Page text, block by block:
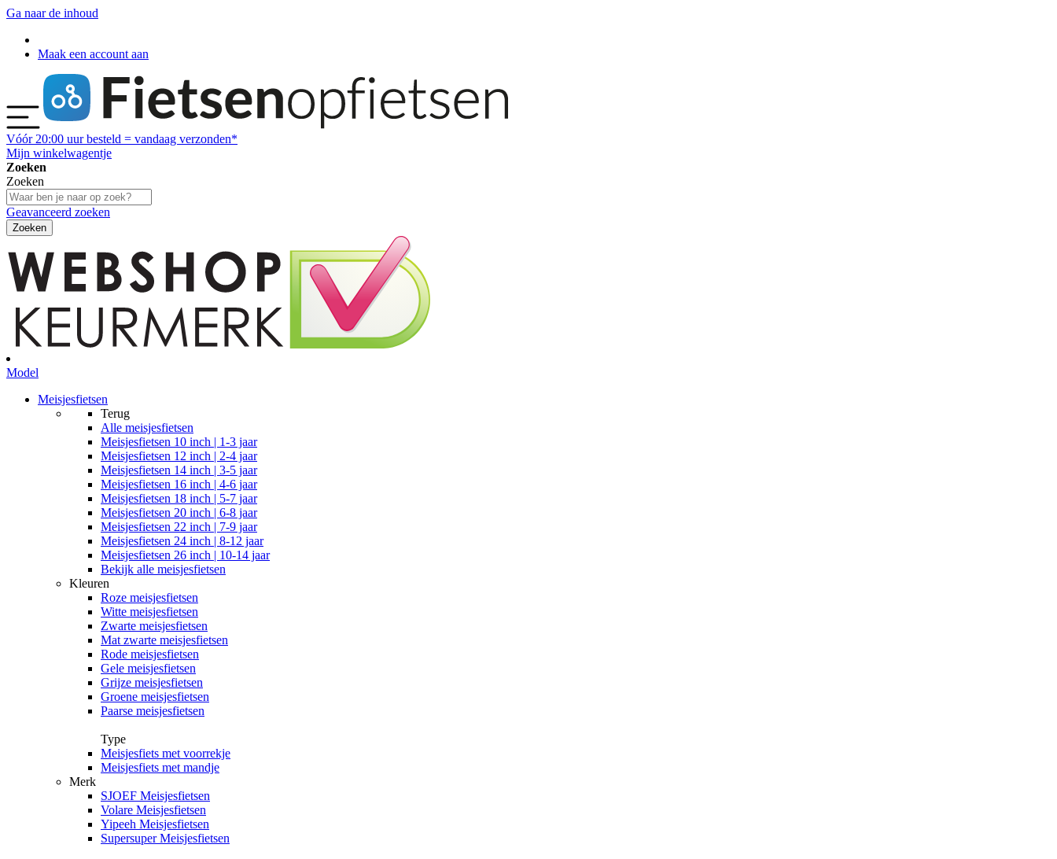
Ga naar de inhoud
Maak een account aan
Vóór 20:00 uur besteld = vandaag verzonden*
Mijn winkelwagentje
Zoeken
Zoeken
Geavanceerd zoeken
Zoeken
Model
Meisjesfietsen
Terug
Alle meisjesfietsen
Meisjesfietsen 10 inch | 1-3 jaar
Meisjesfietsen 12 inch | 2-4 jaar
Meisjesfietsen 14 inch | 3-5 jaar
Meisjesfietsen 16 inch | 4-6 jaar
Meisjesfietsen 18 inch | 5-7 jaar
Meisjesfietsen 20 inch | 6-8 jaar
Meisjesfietsen 22 inch | 7-9 jaar
Meisjesfietsen 24 inch | 8-12 jaar
Meisjesfietsen 26 inch | 10-14 jaar
Bekijk alle meisjesfietsen
Kleuren
Roze meisjesfietsen
Witte meisjesfietsen
Zwarte meisjesfietsen
Mat zwarte meisjesfietsen
Rode meisjesfietsen
Gele meisjesfietsen
Grijze meisjesfietsen
Groene meisjesfietsen
Paarse meisjesfietsen
Type
Meisjesfiets met voorrekje
Meisjesfiets met mandje
Merk
SJOEF Meisjesfietsen
Volare Meisjesfietsen
Yipeeh Meisjesfietsen
Supersuper Meisjesfietsen